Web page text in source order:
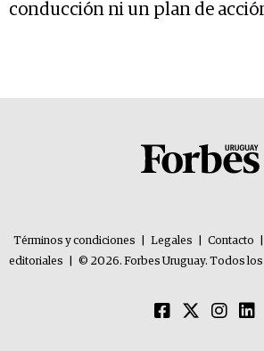
conducción ni un plan de
Términos y condiciones Legales Contacto
editoriales
© 2026. Forbes Uruguay. Todos